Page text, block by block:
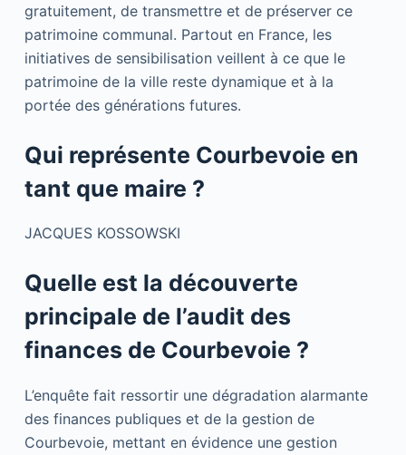
gratuitement, de transmettre et de préserver ce
patrimoine communal. Partout en France, les
initiatives de sensibilisation veillent à ce que le
patrimoine de la ville reste dynamique et à la
portée des générations futures.
Qui représente Courbevoie en
tant que maire ?
JACQUES KOSSOWSKI
Quelle est la découverte
principale de l’audit des
finances de Courbevoie ?
L’enquête fait ressortir une dégradation alarmante
des finances publiques et de la gestion de
Courbevoie, mettant en évidence une gestion